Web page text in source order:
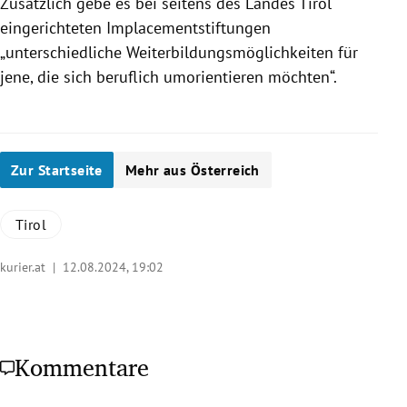
eingerichteten Implacementstiftungen
„unterschiedliche Weiterbildungsmöglichkeiten für
jene, die sich beruflich umorientieren möchten“.
Zur Startseite Mehr aus Österreich
Tirol
kurier.at | 12.08.2024, 19:02
Kommentare